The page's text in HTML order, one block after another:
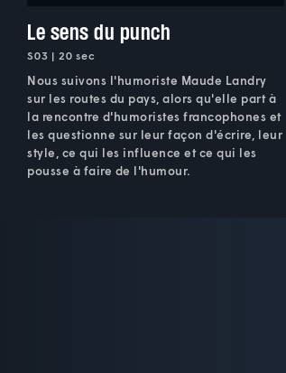
Le sens du punch
S03 | 20 sec
Nous suivons l'humoriste Maude Landry
sur les routes du pays, alors qu'elle part à
la rencontre d'humoristes francophones et
les questionne sur leur façon d'écrire, leur
style, ce qui les influence et ce qui les
pousse à faire de l'humour.